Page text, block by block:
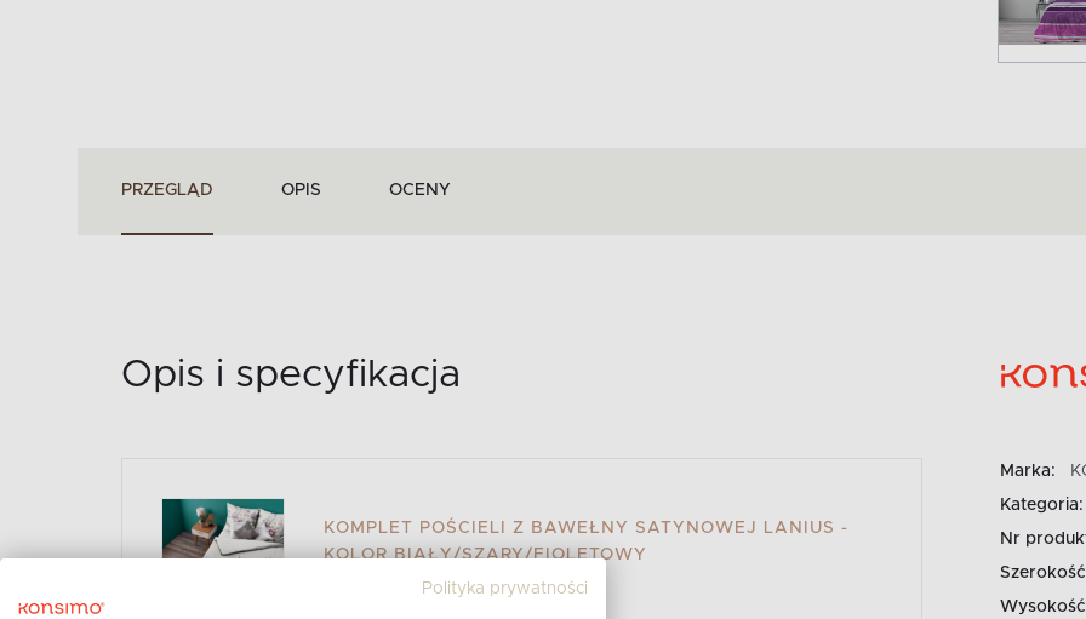
PRZEGLĄD OPIS OCENY
Opis i specyfikacja
KOMPLET POŚCIELI Z BAWEŁNY SATYNOWEJ LANIUS -
KOLOR BIAŁY/SZARY/FIOLETOWY
Marka:
Kategoria:
Nr
Polityka prywatności